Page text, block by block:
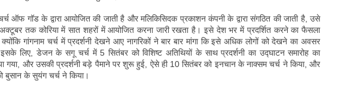
ऑफ गॉड के द्वारा आयोजित की जाती है और मलिकिसिदक प्रकाशन कंपनी के द्वारा संगठित की जाती है, उसे
तक कोरिया में सात शहरों में आयोजित करना जारी रखता है। इसे देश भर में प्रदर्शित करने का फैसला
क्योंकि गांगनाम चर्च में प्रदर्शनी देखने आए नागरिकों ने बार बार मांगा कि इसे अधिक लोगों को देखने का अवसर
इसके लिए, डेजन के सगू चर्च में 5 सितंबर को विशिष्ट अतिथियों के साथ प्रदर्शनी का उद्घाटन समारोह का
गया, और उसकी प्रदर्शनी बड़े पैमाने पर शुरू हुई, ऐसे ही 10 सितंबर को इनचान के नाक्सम चर्च ने किया, और
बुसान के सुयंग चर्च ने किया।